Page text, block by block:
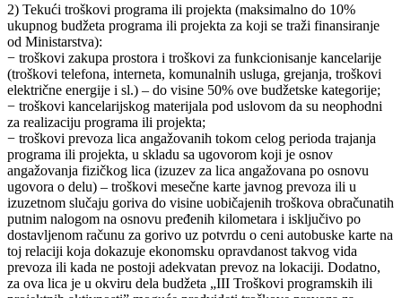
2) Tekući troškovi programa ili projekta (maksimalno do 10%
ukupnog budžeta programa ili projekta za koji se traži finansiranje
od Ministarstva):
− troškovi zakupa prostora i troškovi za funkcionisanje kancelarije
(troškovi telefona, interneta, komunalnih usluga, grejanja, troškovi
električne energije i sl.) – do visine 50% ove budžetske kategorije;
− troškovi kancelarijskog materijala pod uslovom da su neophodni
za realizaciju programa ili projekta;
− troškovi prevoza lica angažovanih tokom celog perioda trajanja
programa ili projekta, u skladu sa ugovorom koji je osnov
angažovanja fizičkog lica (izuzev za lica angažovana po osnovu
ugovora o delu) – troškovi mesečne karte javnog prevoza ili u
izuzetnom slučaju goriva do visine uobičajenih troškova obračunatih
putnim nalogom na osnovu pređenih kilometara i isključivo po
dostavljenom računu za gorivo uz potvrdu o ceni autobuske karte na
toj relaciji koja dokazuje ekonomsku opravdanost takvog vida
prevoza ili kada ne postoji adekvatan prevoz na lokaciji. Dodatno,
za ova lica je u okviru dela budžeta „III Troškovi programskih ili